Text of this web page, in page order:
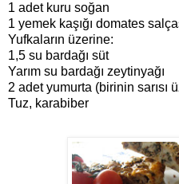
1 adet kuru soğan
1 yemek kaşığı domates
Yufkaların üzerine:
1,5 su bardağı süt
Yarım su bardağı zeytinyağı
2 adet yumurta (birinin sarısı
Tuz, karabiber